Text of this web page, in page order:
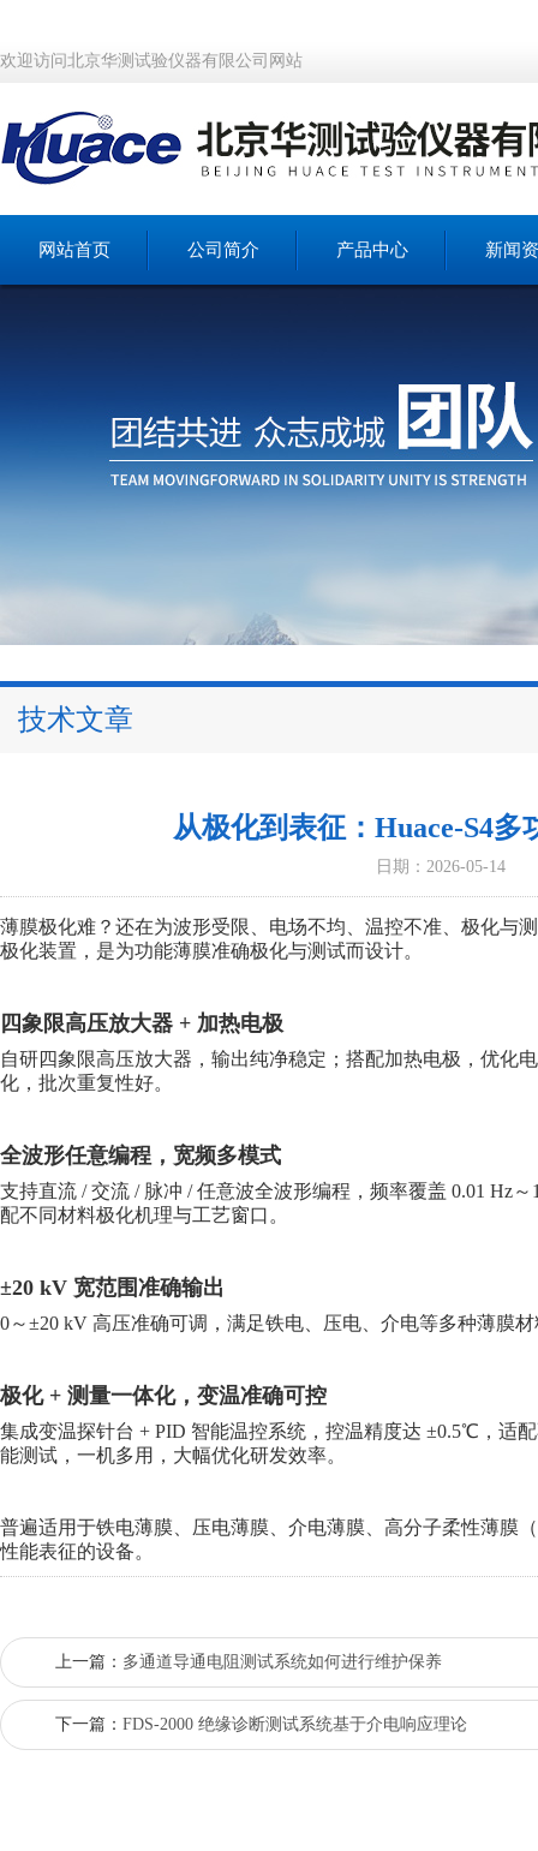
欢迎访问北京华测试验仪器有限公司网站
网站首页 公司简介 产品中心 新闻
技术文章
从极化到表征：Huace-S4
日期：2026-05-14
薄膜极化难？还在为波形受限、电场不均、温控不准、极化与
极化装置，是为功能薄膜准确极化与测试而设计。
四象限高压放大器 + 加热电极
自研四象限高压放大器，输出纯净稳定；搭配加热电极，优化
化，批次重复性好。
全波形任意编程，宽频多模式
支持直流 / 交流 / 脉冲 / 任意波全波形编程，频率覆盖 0.01 Hz
配不同材料极化机理与工艺窗口。
±20 kV 宽范围准确输出
0～±20 kV 高压准确可调，满足铁电、压电、介电等多种薄膜
极化 + 测量一体化，变温准确可控
集成变温探针台 + PID 智能温控系统，控温精度达 ±0.5℃，适
能测试，一机多用，大幅优化研发效率。
普遍适用于铁电薄膜、压电薄膜、介电薄膜、高分子柔性薄膜
性能表征的设备。
上一篇： 多通道导通电阻测试系统如何进行维护保养
下一篇： FDS-2000 绝缘诊断测试系统基于介电响应理论